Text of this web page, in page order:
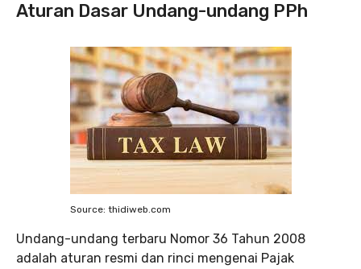
Aturan Dasar Undang-undang PPh
Source: thidiweb.com
Undang-undang terbaru Nomor 36 Tahun 2008
adalah aturan resmi dan rinci mengenai Pajak